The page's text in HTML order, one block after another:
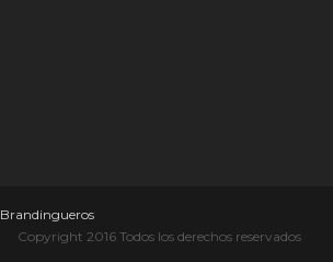
Brandingueros
Copyright 2016 Todos los derechos reservados